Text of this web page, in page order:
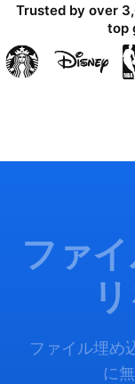
Trusted by over
top
ファ
ファイル埋め
に